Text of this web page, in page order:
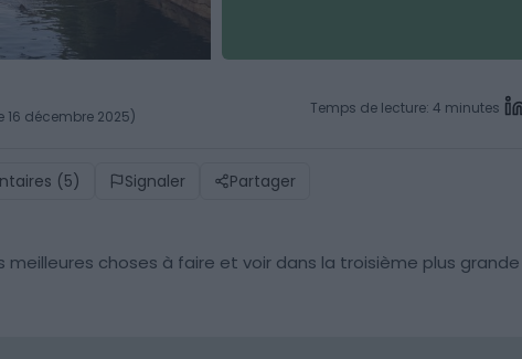
16 décembre 2025) Temps de lecture: 4 minutes
(5) Signaler Partager
meilleures choses à faire et voir dans la troisième plus grande